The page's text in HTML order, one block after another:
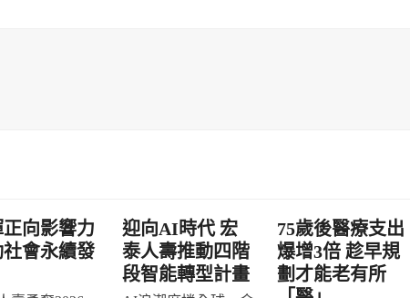
向影響力
會永續發
迎向AI時代 宏
泰人壽推動四階
段智能轉型計畫
75歲後醫療支出
爆增3倍 趁早規
劃才能老有所